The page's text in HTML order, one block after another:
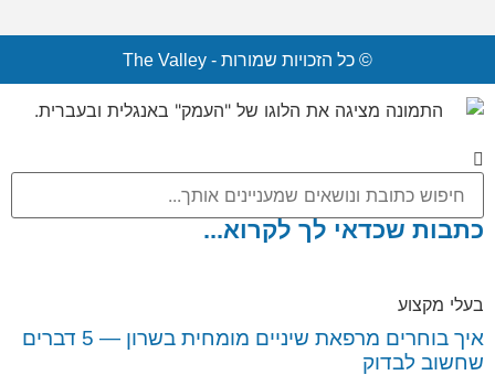
© כל הזכויות שמורות - The Valley
כתבות שכדאי לך לקרוא...
בעלי מקצוע
איך בוחרים מרפאת שיניים מומחית בשרון — 5 דברים
שחשוב לבדוק